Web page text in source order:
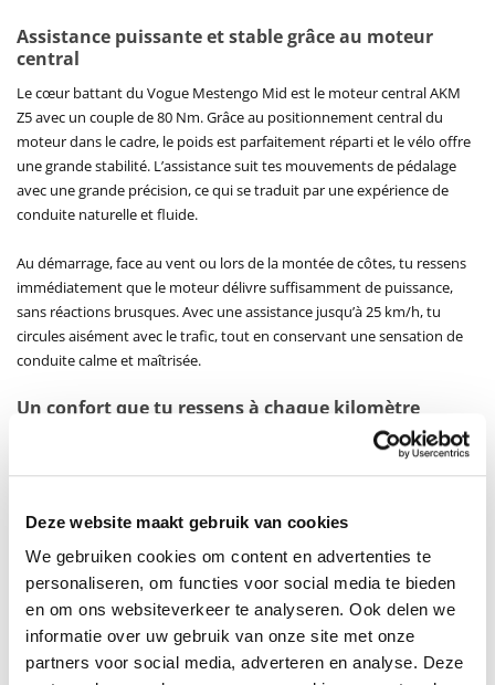
Deze website maakt gebruik van cookies
We gebruiken cookies om content en advertenties te
personaliseren, om functies voor social media te bieden
en om ons websiteverkeer te analyseren. Ook delen we
informatie over uw gebruik van onze site met onze
partners voor social media, adverteren en analyse. Deze
Assistance puissante et stable grâce au moteur
central
Le cœur battant du Vogue Mestengo Mid est le moteur central AKM
Z5 avec un couple de 80 Nm. Grâce au positionnement central du
moteur dans le cadre, le poids est parfaitement réparti et le vélo offre
une grande stabilité. L’assistance suit tes mouvements de pédalage
avec une grande précision, ce qui se traduit par une expérience de
conduite naturelle et fluide.
Au démarrage, face au vent ou lors de la montée de côtes, tu ressens
immédiatement que le moteur délivre suffisamment de puissance,
sans réactions brusques. Avec une assistance jusqu’à 25 km/h, tu
circules aisément avec le trafic, tout en conservant une sensation de
conduite calme et maîtrisée.
Un confort que tu ressens à chaque kilomètre
Le Vogue Mestengo Mid a clairement été conçu dans une optique de
confort. La fourche suspendue absorbe efficacement les irrégularités
amortissement supplémentaire pour le dos et l’assise. Cela fait une
lors de trajets plus longs, où le confort est essentiel.
Le cadre en aluminium est solidement construit tout en restant
suffisamment léger pour conserver une bonne maniabilité. Le
Mestengo Mid se montre ainsi robuste sans être lourd ni encombrant,
ce qui améliore le confort de conduite et le contrôle.